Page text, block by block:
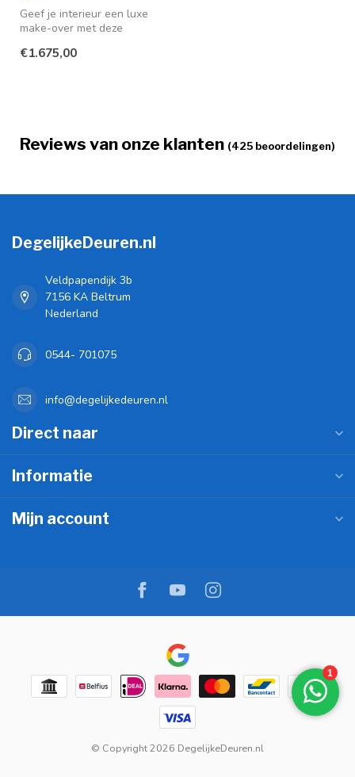
Geef je interieur een luxe
make-over met deze
in ...
€1.675,00
Reviews van onze klanten (425 beoordelingen)
DegelijkeDeuren.nl
Veldpapendijk 3b
7156 KA Beltrum
Nederland
0544- 701075
info@degelijkedeuren.nl
Direct naar
Informatie
Mijn account
© Copyright 2026 DegelijkeDeuren.nl